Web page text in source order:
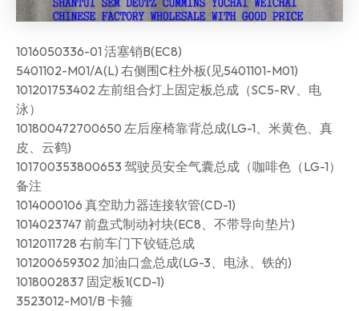
1016050336-01 活塞销B(EC8)
5401102-M01/A(L) 右侧围C柱外板(见5401101-M01)
101201753402 左前组合灯上固定板总成（SC5-RV、电
泳）
101800472700650 左后座椅靠背总成(LG-1、米黄色、真
皮、云鹤)
101700353800653 驾驶员安全气囊总成（咖啡色（LG-1）
备注
1014000106 真空助力器连接软管(CD-1)
1014023747 前盘式制动衬块(EC8、不带导向垫片)
1012011728 右前车门下铰链总成
101200659302 加油口盒总成(LG-3、电泳、铁的)
1018002837 固定板1(CD-1)
3523012-M01/B 卡箍